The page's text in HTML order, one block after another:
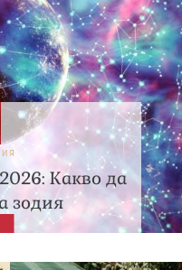
Какво да
зодия